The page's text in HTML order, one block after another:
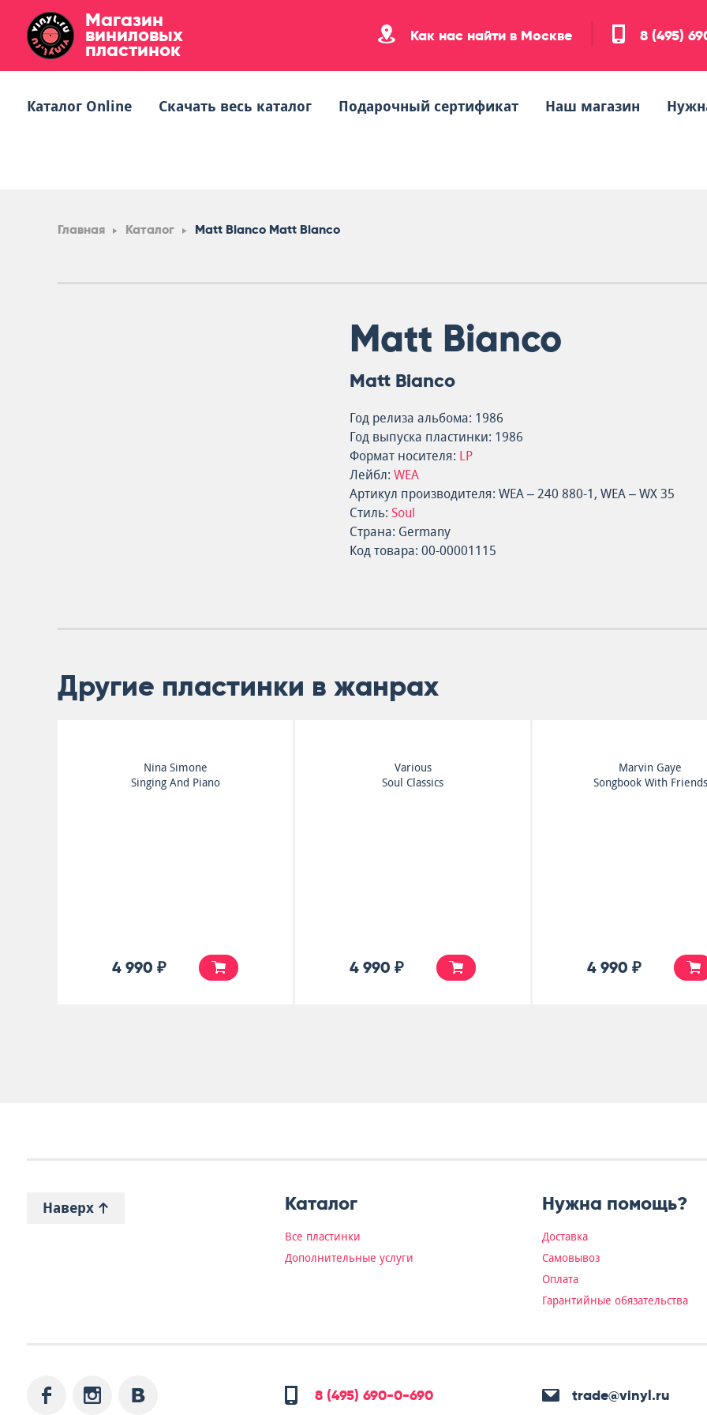
Магазин
виниловых
пластинок
Как нас найти в Москве 8 (495)
Каталог Online Скачать весь каталог Подарочный сертификат Наш магазин
Главная Каталог Matt Bianco Matt Bianco
Matt Bianco
Matt Bianco
Год релиза альбома: 1986
Год выпуска пластинки: 1986
Формат носителя: LP
Лейбл: WEA
Артикул производителя: WEA – 240 880-1, WEA – WX 35
Стиль: Soul
Страна: Germany
Код товара: 00-00001115
Другие пластинки в жанрах
Nina Simone
Singing And Piano
4 990 ₽
Various
Soul Classics
4 990 ₽
Marvin Gaye
Songbook With Friends
4 990 ₽
Наверх Каталог
Все пластинки
Дополнительные услуги
Нужна помощь?
Доставка
Самовывоз
Оплата
Гарантийные обязательства
8 (495) 690-0-690 trade@vinyl.ru